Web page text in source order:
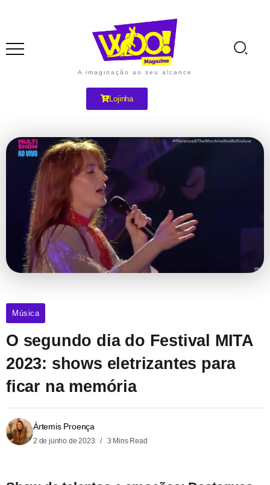
A imaginação ao seu alcance
Lojinha
Música
O segundo dia do Festival MITA
2023: shows eletrizantes para
ficar na memória
Ártemis Proença
2 de junho de 2023 3 Mins Read